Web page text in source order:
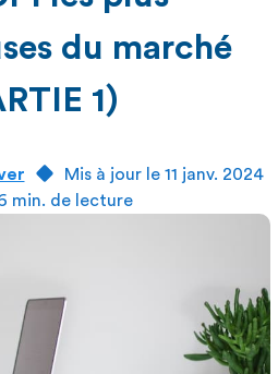
du marché
1)
Mis à jour le 11 janv. 2024
min. de lecture